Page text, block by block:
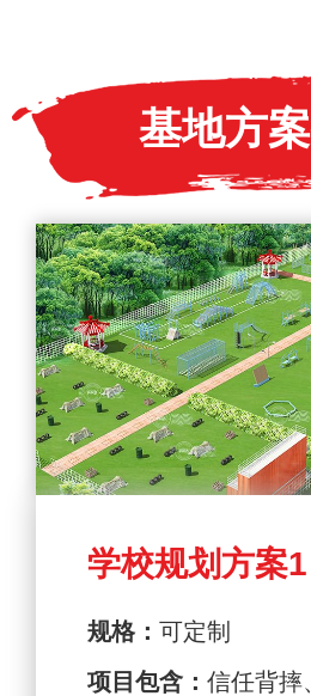
基地方
学校规划方案1
规格： 可定制
项目包含： 信任背摔